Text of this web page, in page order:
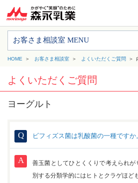
お客さま相談室 MENU
HOME お客さま相談室 よくいただくご質問
よくいただくご質問
ヨーグルト
ビフィズス菌は乳酸菌の一種ですか
善玉菌としてひとくくりで考えられ
別する分類学的にはヒトとクラゲほど